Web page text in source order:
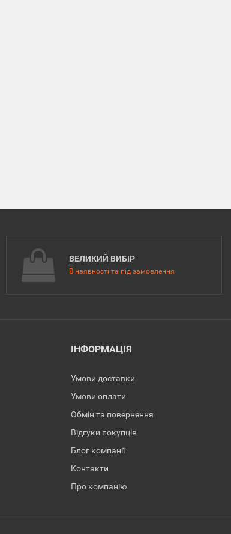
ВЕЛИКИЙ ВИБІР
В наявності та під замовлення
ІНФОРМАЦІЯ
Умови доставки
Умови оплати
Обмін та повернення
Відгуки покупців
Блог компанії
Контакти
Про компанію